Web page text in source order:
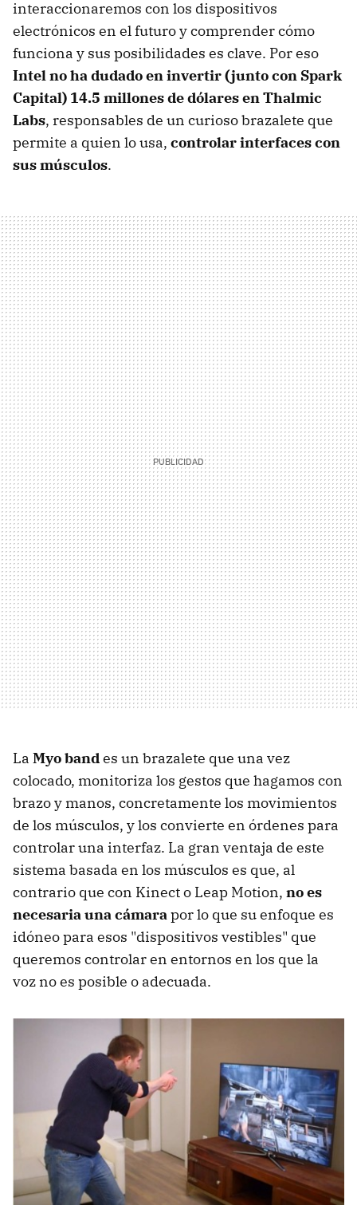
interaccionaremos con los dispositivos
electrónicos en el futuro y comprender cómo
funciona y sus posibilidades es clave. Por eso
Intel no ha dudado en invertir (junto con Spark
Capital) 14.5 millones de dólares en Thalmic
Labs, responsables de un curioso brazalete que
permite a quien lo usa, controlar interfaces con
sus músculos.
La Myo bandes un brazalete que una vez
colocado, monitoriza los gestos que hagamos con
brazo y manos, concretamente los movimientos
de los músculos, y los convierte en órdenes para
controlar una interfaz. La gran ventaja de este
sistema basada en los músculos es que, al
contrario que con Kinect o Leap Motion, no es
necesaria una cámarapor lo que su enfoque es
idóneo para esos "dispositivos vestibles" que
queremos controlar en entornos en los que la
voz no es posible o adecuada.